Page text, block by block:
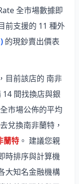
全市場數據即
前支援的 11 種外
的現鈔賣出價表
目前該店的 南非
14 間找換店與銀
市場公佈的平均
去兌換南非蘭特，
蘭特 。 建議您親
時排序與計算機
大知名金融機構